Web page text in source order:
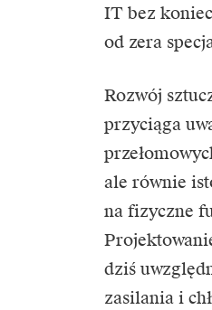
IT bez
od zera
Rozwój
przyciąga
ale równie
na fizyczne
dziś
zasilania i